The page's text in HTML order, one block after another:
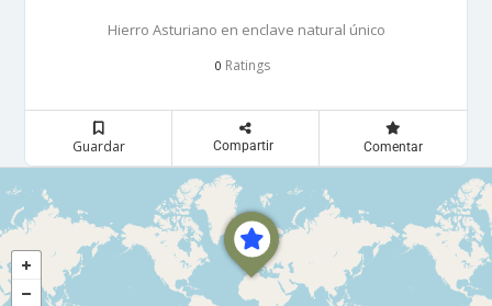
Hierro Asturiano en enclave natural único
0 Ratings
Guardar Compartir Comentar